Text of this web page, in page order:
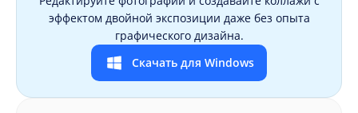
эффектом двойной экспозиции даже без опыта
графического дизайна.
Скачать для Windows